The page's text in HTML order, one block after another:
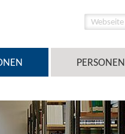
PERSONEN